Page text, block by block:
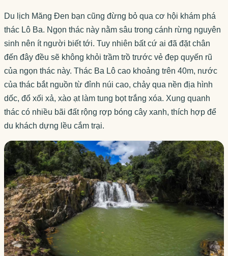
Du lịch Măng Đen bạn cũng đừng bỏ qua cơ hội khám phá
thác Lô Ba. Ngọn thác này nằm sâu trong cánh rừng nguyên
sinh nên ít người biết tới. Tuy nhiên bất cứ ai đã đặt chân
đến đây đều sẽ không khỏi trầm trồ trước vẻ đẹp quyến rũ
của ngọn thác này. Thác Ba Lô cao khoảng trên 40m, nước
của thác bắt nguồn từ đỉnh núi cao, chảy qua nền địa hình
dốc, đổ xối xả, xào ạt làm tung bọt trắng xóa. Xung quanh
thác có nhiều bãi đất rộng rợp bóng cây xanh, thích hợp để
du khách dựng lều cắm trại.